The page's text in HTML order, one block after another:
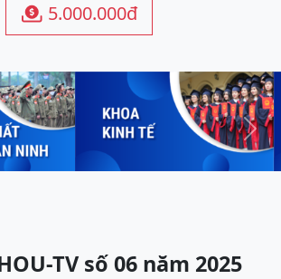
 5.000.000đ
Next
TV số 06 năm 2025